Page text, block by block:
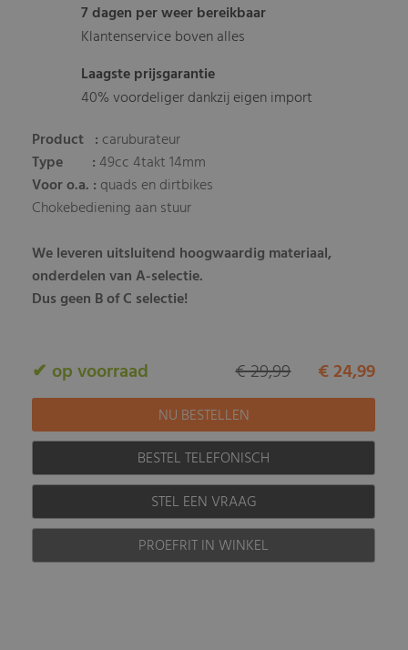
7 dagen per weer bereikbaar
Klantenservice boven alles
Laagste prijsgarantie
40% voordeliger dankzij eigen import
Product : caruburateur
Type : 49cc 4takt 14mm
Voor o.a. : quads en dirtbikes
Chokebediening aan stuur
We leveren uitsluitend hoogwaardig materiaal,
onderdelen van A-selectie.
Dus geen B of C selectie!
✔ op voorraad € 24,99
€ 29,99
BESTEL TELEFONISCH
STEL EEN VRAAG
PROEFRIT IN WINKEL